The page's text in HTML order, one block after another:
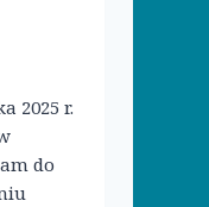
2025 r.
do